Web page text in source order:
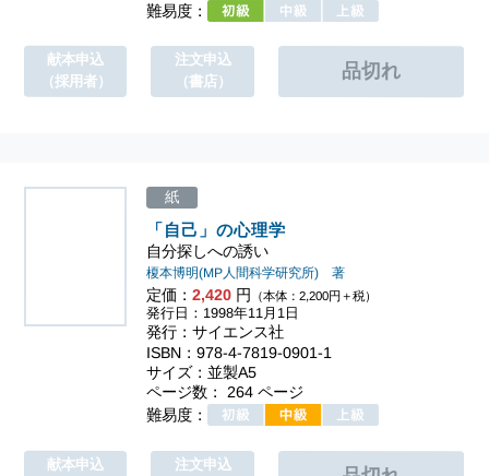
難易度：
献本申込
（採用者）
注文申込
（書店）
「自己」の心理学
自分探しへの誘い
榎本博明(MP人間科学研究所) 著
定価：2,420 円 （本体：2,200円＋税）
紙
発行日：1998年11月1日
発行：サイエンス社
ISBN：978-4-7819-0901-1
サイズ：並製A5
ページ数： 264 ページ
難易度：
献本申込
注文申込